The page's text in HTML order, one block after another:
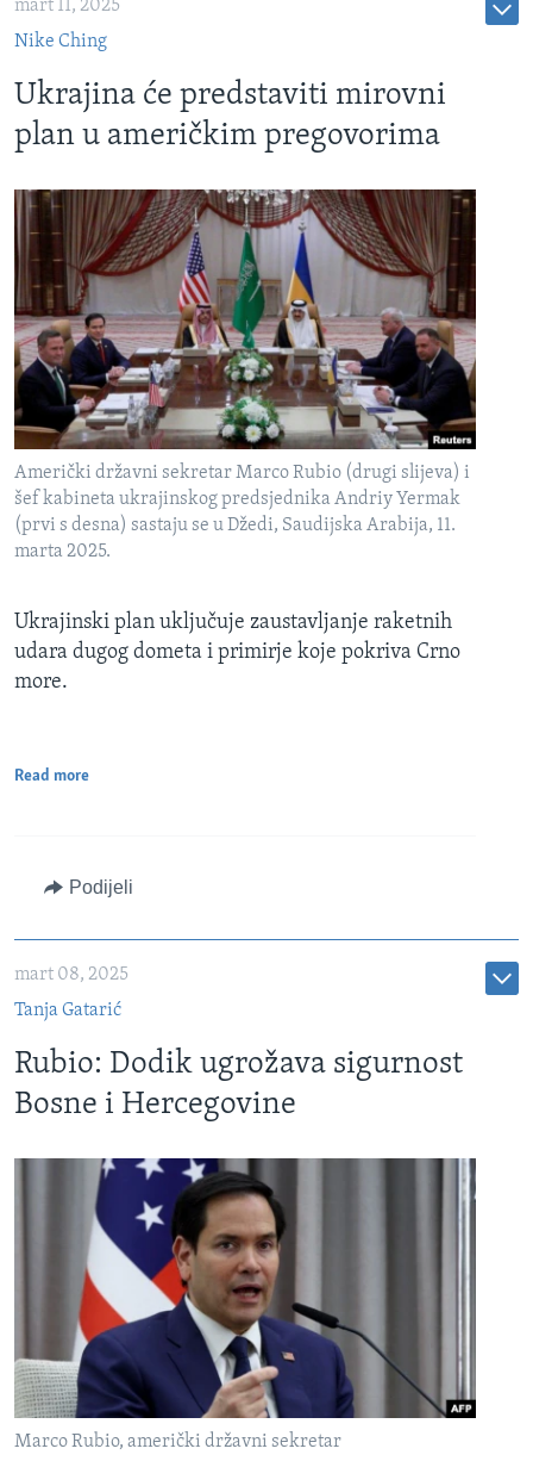
mart 11, 2025
Nike Ching
Ukrajina će predstaviti mirovni
plan u američkim pregovorima
Američki državni sekretar Marco Rubio (drugi slijeva) i
šef kabineta ukrajinskog predsjednika Andriy Yermak
(prvi s desna) sastaju se u Džedi, Saudijska Arabija, 11.
marta 2025.
Ukrajinski plan uključuje zaustavljanje raketnih
udara dugog dometa i primirje koje pokriva Crno
more.
Read more
Podijeli
mart 08, 2025
Tanja Gatarić
Rubio: Dodik ugrožava sigurnost
Bosne i Hercegovine
Marco Rubio, američki državni sekretar